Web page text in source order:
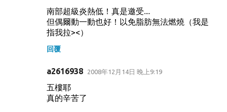
南部超級炎熱低！真是邀受....
但偶爾動一動也好！以免脂肪無法燃燒（我是
指我拉><）
回覆
a2616938 2008年12月14日 晚上9:19
五樓耶
真的辛苦了